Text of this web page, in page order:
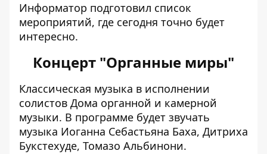
Информатор подготовил список
мероприятий, где сегодня точно будет
интересно.
Концерт "Органные миры"
Классическая музыка в исполнении
солистов Дома органной и камерной
музыки. В программе будет звучать
музыка Иоганна Себастьяна Баха, Дитриха
Букстехуде, Томазо Альбинони.